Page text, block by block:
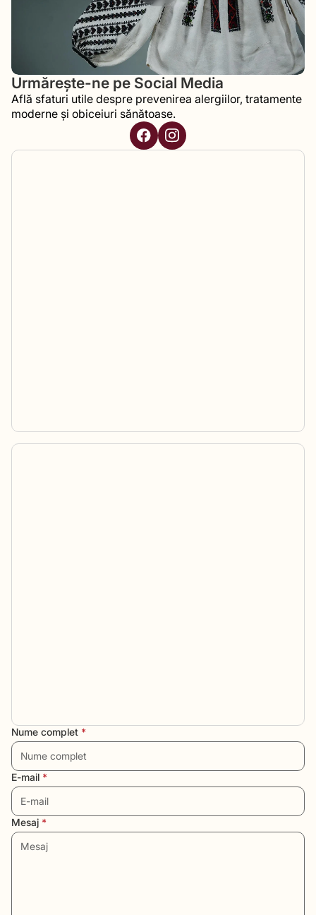
Urmărește-ne pe Social Media
Află sfaturi utile despre prevenirea alergiilor, tratamente
moderne și obiceiuri sănătoase.
Nume complet *
E-mail *
Mesaj *